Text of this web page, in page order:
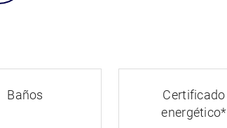
Baños
Certificado
energético*